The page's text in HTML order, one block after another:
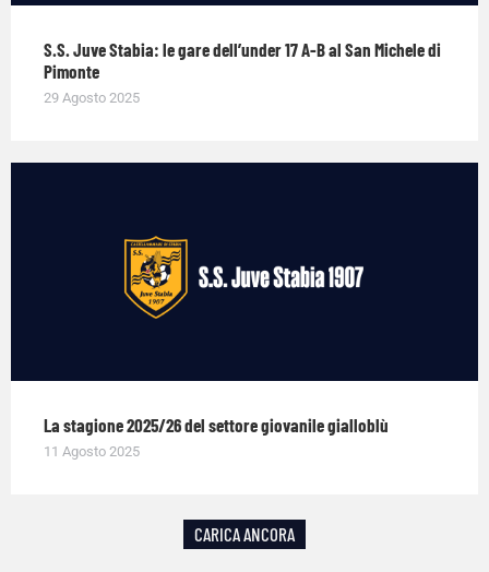
S.S. Juve Stabia: le gare dell’under 17 A-B al San Michele di
Pimonte
29 Agosto 2025
La stagione 2025/26 del settore giovanile gialloblù
11 Agosto 2025
CARICA ANCORA